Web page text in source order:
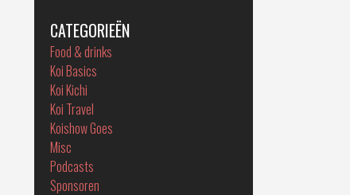
CATEGORIEËN
Food & drinks
Koi Basics
Koi Kichi
Koi Travel
Koishow Goes
Misc
Podcasts
Sponsoren